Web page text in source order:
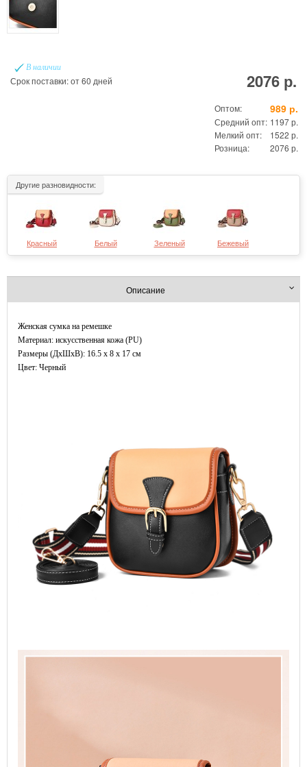
В наличии
Срок поставки: от 60 дней 2076 р.
Оптом: 989 р.
Средний опт: 1197 р.
Мелкий опт:
1522 р.
Розница:
2076 р.
Другие разновидности:
Красный Белый Зеленый Бежевый
Описание
Женская сумка на ремешке
Материал: искусственная кожа (PU)
Размеры (ДxШхВ): 16.5 x 8 x 17 см
Цвет: Черный